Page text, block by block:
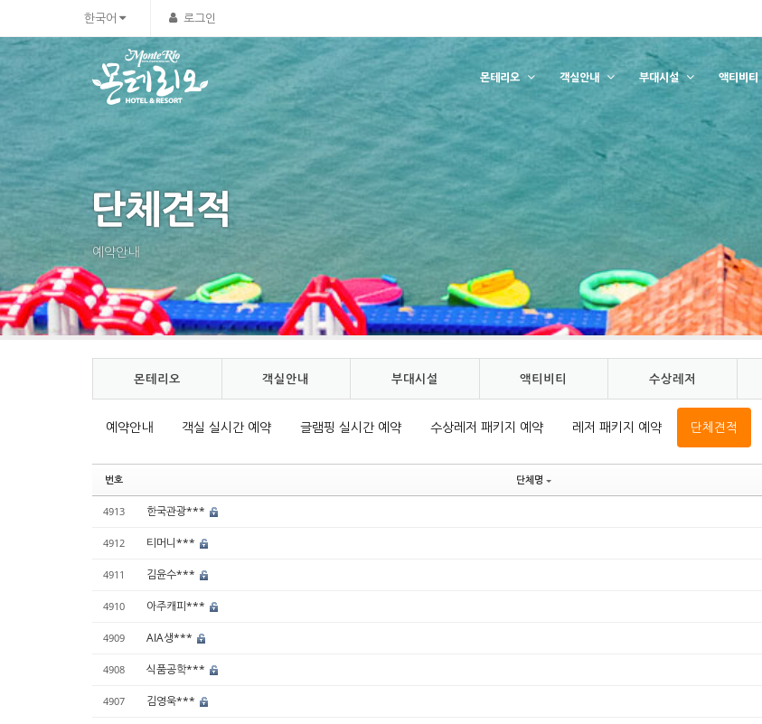
한국어 로그인
몬테리오 객실안내 부대시설 액티비티
단체견적
예약안내
몬테리오 객실안내 부대시설 액티비티 수상레저
예약안내 객실 실시간 예약 글램핑 실시간 예약 수상레저 패키지 예약 레저 패키지 예약 단체견적
번호 단체명
4913 한국관광***
4912 티머니***
4911 김윤수***
4910 아주캐피***
4909 AIA생***
4908 식품공학***
4907 김영욱***
Sketchbook5, 스케치북5